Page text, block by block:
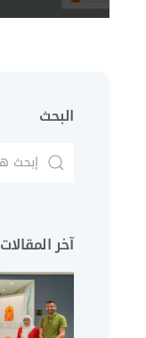
البحث
آخر المقالات